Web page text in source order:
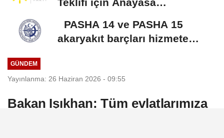
PASHA 14 ve PASHA 15
akaryakıt barçları hizmete
GÜNDEM
Yayınlanma: 26 Haziran 2026 - 09:55
Bakan Işıkhan: Tüm evlatlarımıza